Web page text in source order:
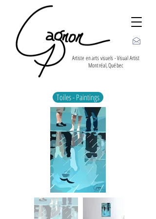
Artiste en arts visuels - Visual Artist
Montréal, Québec
Toiles - Paintings